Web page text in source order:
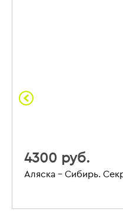
4300 руб.
Аляска – Сибирь.